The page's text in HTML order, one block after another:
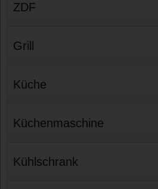
ZDF
Grill
Küche
Küchenmaschine
Kühlschrank